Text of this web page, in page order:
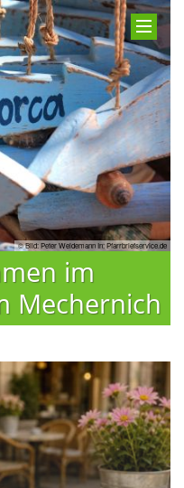
© Bild: Peter Weidemann In: Pfarrbriefservice.de
im
Mechernich